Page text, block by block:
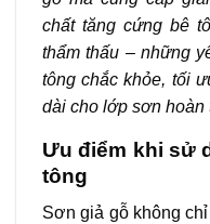
chất tăng cứng bê
thẩm thấu – những
tông chắc khỏe, tối
dài cho lớp sơn hoàn
Ưu điểm khi sử
tông
Sơn giả gỗ không